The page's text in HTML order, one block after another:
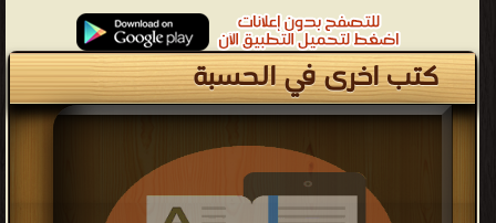
كتب اخرى في الحسبة